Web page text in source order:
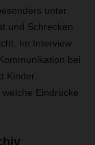
unter
und Schrecken
Im Interview
bei
Kinder,
Eindrücke